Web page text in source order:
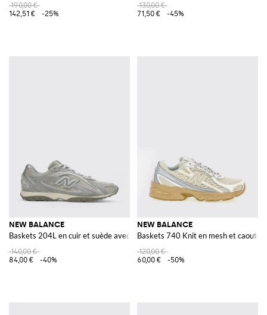
190,00 €
142,51 €
-25%
130,00 €
71,50 €
-45%
NEW BALANCE
Baskets 204L en cuir et suède avec empiècements en mesh
140,00 €
84,00 €
-40%
NEW BALANCE
Baskets 740 Knit en mesh et
120,00 €
60,00 €
-50%